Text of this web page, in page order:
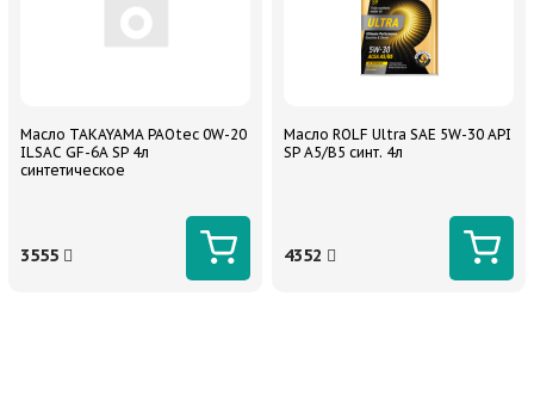
Масло TAKAYAMA PAOtec 0W-20
ILSAC GF-6A SP 4л
синтетическое
3555
Масло ROLF Ultra SAE 5W-30 API
SP A5/B5 синт. 4л
4352